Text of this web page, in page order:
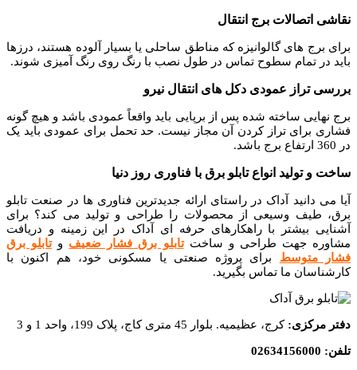
نقاشی اتصالات برج انتقال
برای برج های گالوانیزه که مناطق ساحلی یا بسیار آلوده هستند، درزها
باید در تمام سطوح تماس در طول نصب با رنگ روی رنگ آمیزی شوند.
بررسی تراز عمودی دکل های انتقال نیرو
برج نهایی ساخته شده پس از برپایی باید واقعاً عمودی باشد و هیچ گونه
فشاری برای تراز کردن آن مجاز نیست. حد تحمل برای عمودی باید یک
در 360 ارتفاع برج باشد.
ساخت و تولید انواع تابلو برق با فناوری روز دنیا
آیا می دانید آداک در راستای ارائه جدیدترین فناوری ها در صنعت تابلو
برق، طیف وسیعی از محصولات را طراحی و تولید می کند؟ برای
آشنایی بیشتر با راهکارهای حرفه ای آداک در این زمینه و دریافت
مشاوره جهت طراحی و ساختتابلو برق فشار ضعیف وتابلو برق
فشار متوسط برای پروژه صنعتی یا مسکونی خود، هم اکنون با
کارشناسان ما تماس بگیرید.
دفتر مرکزی: کرج، عظیمیه. بلوار 45 متری کاج، پلاک 199، واحد 1 و 3
تلفن: 02634156000